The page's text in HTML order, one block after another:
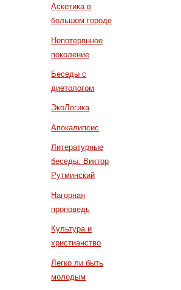
Аскетика в
большом городе
Непотерянное
поколение
Беседы с
диетологом
ЭкоЛогика
Апокалипсис
Литературные
беседы. Виктор
Рутминский
Нагорная
проповедь
Культура и
христианство
Легко ли быть
молодым